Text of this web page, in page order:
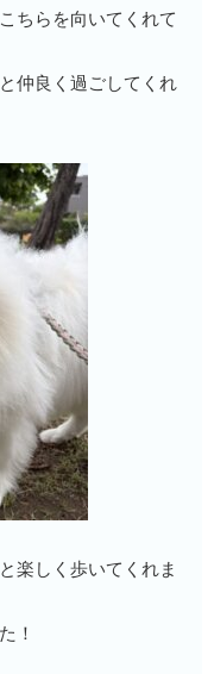
ちらを向いてくれて
仲良く過ごしてくれ
楽しく歩いてくれま
！